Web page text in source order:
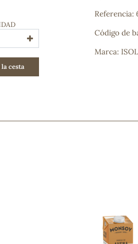
E HIGIENE PERSONAL
y aceites corporales
cesta
Referencia:
Código de
Marca: